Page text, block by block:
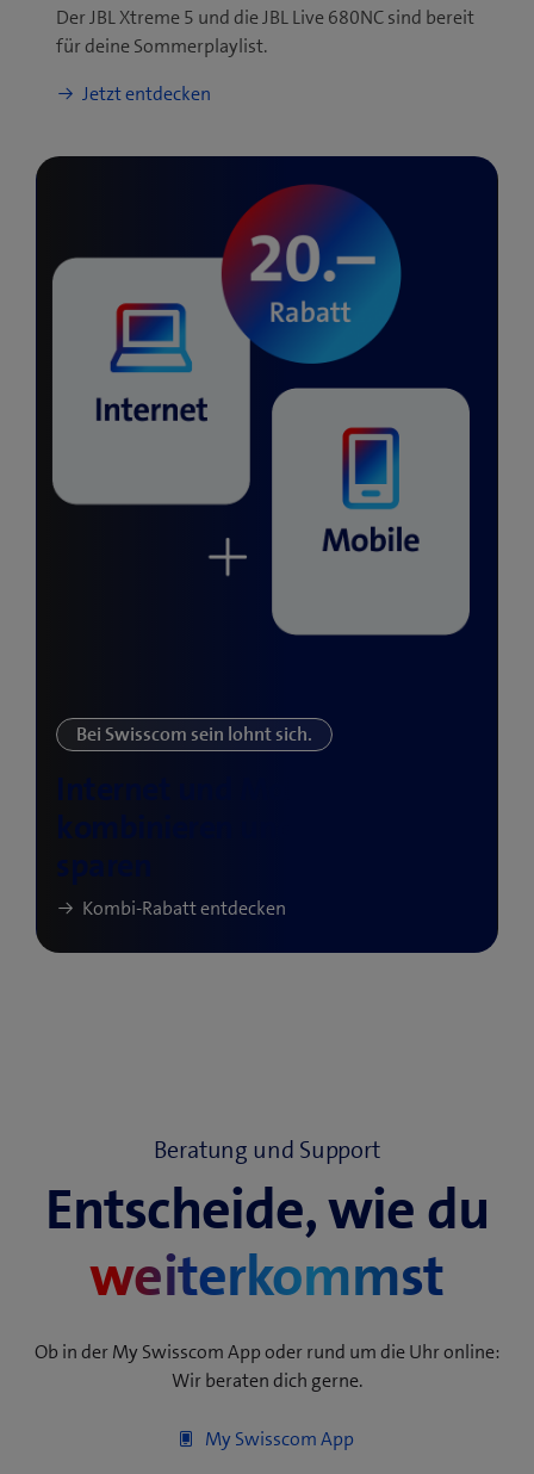
Der JBL Xtreme 5 und die JBL Live 680NC sind bereit
für deine Sommerplaylist.
Beratung und Support
Entscheide, wie du
weiterkommst
Ob in der My Swisscom App oder rund um die Uhr online:
Wir beraten dich gerne.